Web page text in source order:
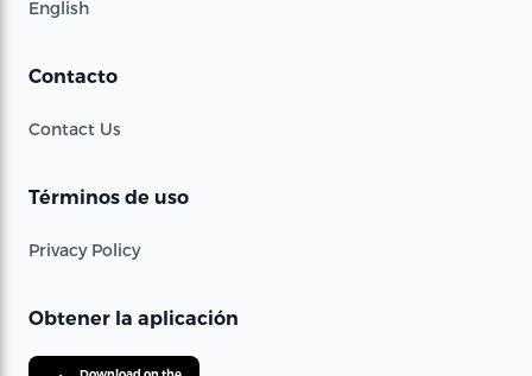
English
Contacto
Contact Us
Términos de uso
Privacy Policy
Obtener la aplicación